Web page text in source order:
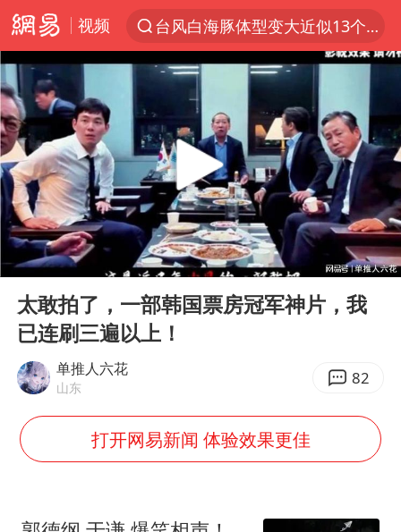
视频
台风白海豚体型变大近似13个浙江面积
夜幕落下 运动上场
泰交通部副部长回应中国游客遭歧视
美国将对多晶硅衍生品加征15%关税
改名后的“青海拉面”店
台军“汉光秀”开场闹剧多
段绚竞因公牺牲 年仅44岁
泰国突发校园枪击案已致2死多伤
1岁宝宝碰坏纸巾盒 宝妈被索赔924元
女子开一天一夜空调后二氧化碳中毒
谁是宇树科技背后大赢家
“空调24小时开着更省电”不实
男子杀人后逃进深山21年活得像野人
公司“上四休三”但要降薪1000元
Play
00:00 19:17
太敢拍了，一部韩国票房冠军神片，我
已连刷三遍以上！
单推人六花
山东 82
打开网易新闻 体验效果更佳